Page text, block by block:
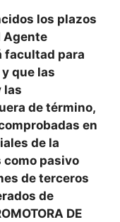
los plazos
Agente
facultad para
que las
las
de término,
en
de la
pasivo
de terceros
de
DE